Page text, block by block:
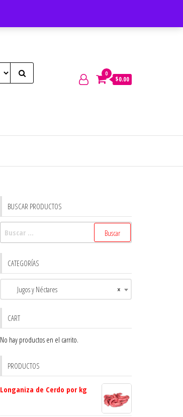
0
$0.00
BUSCAR PRODUCTOS
CATEGORÍAS
×
Jugos y Néctares
CART
No hay productos en el carrito.
PRODUCTOS
Longaniza de Cerdo por kg